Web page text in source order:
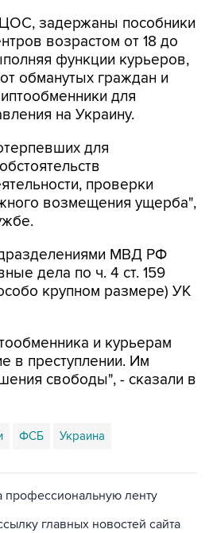
задержаны пособники
возрастом от 18 до
функции курьеров,
обманутых граждан и
для
на Украину.
для
проверки
возмещения ущерба",
МВД РФ
дела по ч. 4 ст. 159
крупном размере) УК
и курьерам
в преступлении. Им
свободы", - сказали в
ФСБ Украина
профессиональную ленту
главных новостей сайта